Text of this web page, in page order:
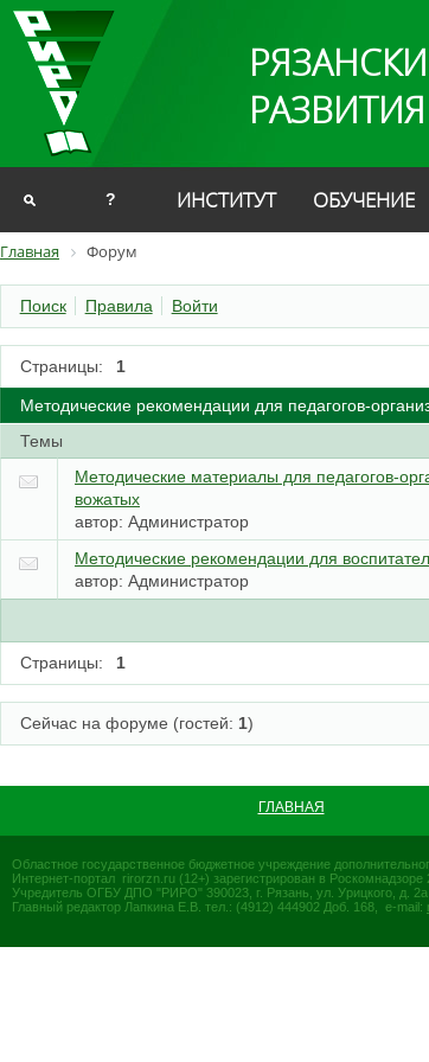
? ИНСТИТУТ ОБУЧЕНИЕ
Главная Форум
Поиск Правила Войти
Страницы: 1
Методические рекомендации для педагогов-
Темы
Методические материалы для педагогов-
вожатых
автор: Администратор
Методические рекомендации для
автор: Администратор
Страницы: 1
Сейчас на форуме (гостей: 1)
ГЛАВНАЯ
Областное государственное бюджетное учреждение
Интернет-портал rirorzn.ru (12+) зарегистрирован в
Учредитель ОГБУ ДПО "РИРО" 390023, г. Рязань, ул. Урицкого, д.
Главный редактор Лапкина Е.В. тел.: (4912) 444902 Доб. 168, e-mail: